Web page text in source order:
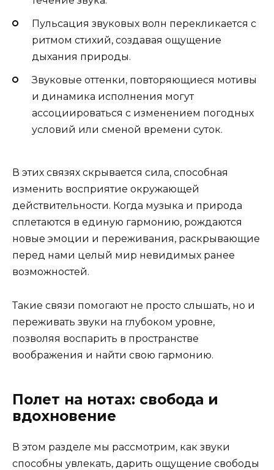
Пульсация звуковых волн перекликается с
ритмом стихий, создавая ощущение
дыхания природы.
Звуковые оттенки, повторяющиеся мотивы
и динамика исполнения могут
ассоциироваться с изменением погодных
условий или сменой времени суток.
В этих связях скрывается сила, способная
изменить восприятие окружающей
действительности. Когда музыка и природа
сплетаются в единую гармонию, рождаются
новые эмоции и переживания, раскрывающие
перед нами целый мир невидимых ранее
возможностей.
Такие связи помогают не просто слышать, но и
переживать звуки на глубоком уровне,
позволяя воспарить в пространстве
воображения и найти свою гармонию.
Полет на нотах: свобода и
вдохновение
В этом разделе мы рассмотрим, как звуки
способны увлекать, дарить ощущение свободы